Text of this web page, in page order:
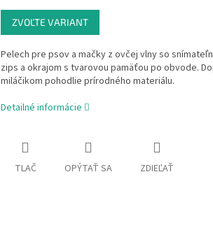
Jednotková
cena:
ZVOĽTE VARIANT
Pelech pre psov a mačky z ovčej vlny so
zips a okrajom s tvarovou pamäťou po obvode.
miláčikom pohodlie prírodného materiálu.
Detailné informácie
TLAČ OPÝTAŤ SA ZDIEĽAŤ